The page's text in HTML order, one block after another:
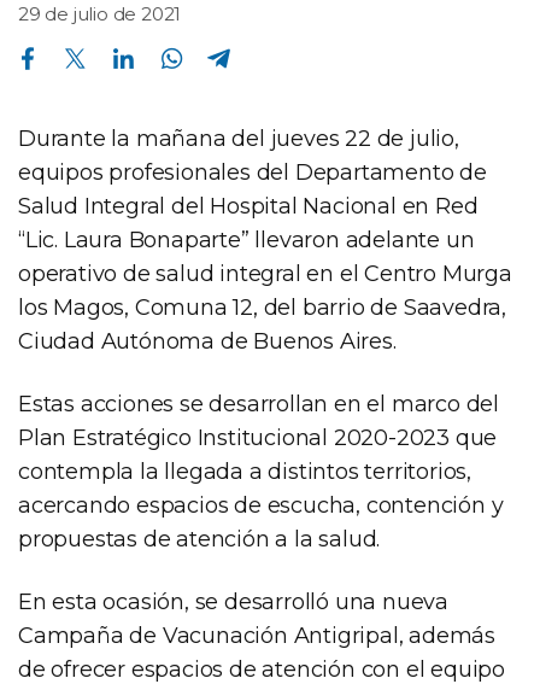
29 de julio de 2021
Compartir en Facebook Compartir en Twitter Compartir en Linkedin Compartir en Whatsapp
Durante la mañana del jueves 22 de julio,
equipos profesionales del Departamento de
Salud Integral del Hospital Nacional en Red
“Lic. Laura Bonaparte” llevaron adelante un
operativo de salud integral en el Centro Murga
los Magos, Comuna 12, del barrio de Saavedra,
Ciudad Autónoma de Buenos Aires.
Estas acciones se desarrollan en el marco del
Plan Estratégico Institucional 2020-2023 que
contempla la llegada a distintos territorios,
acercando espacios de escucha, contención y
propuestas de atención a la salud.
En esta ocasión, se desarrolló una nueva
Campaña de Vacunación Antigripal, además
de ofrecer espacios de atención con el equipo